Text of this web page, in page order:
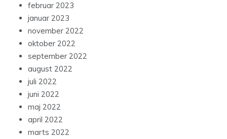
februar 2023
januar 2023
november 2022
oktober 2022
september 2022
august 2022
juli 2022
juni 2022
maj 2022
april 2022
marts 2022